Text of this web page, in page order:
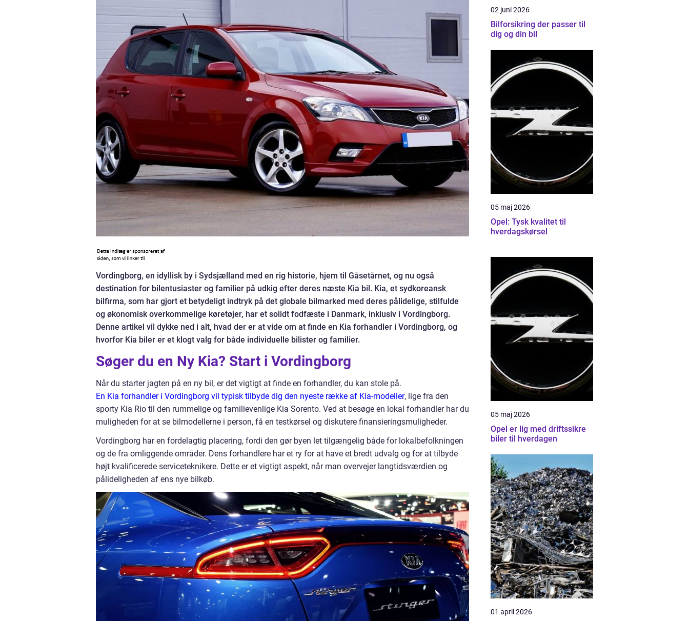
Vordingborg, en idyllisk by i Sydsjælland med en rig historie, hjem til Gåsetårnet, og nu også
destination for bilentusiaster og familier på udkig efter deres næste Kia bil. Kia, et sydkoreansk
bilfirma, som har gjort et betydeligt indtryk på det globale bilmarked med deres pålidelige, stilfulde
og økonomisk overkommelige køretøjer, har et solidt fodfæste i Danmark, inklusiv i Vordingborg.
Denne artikel vil dykke ned i alt, hvad der er at vide om at finde en Kia forhandler i Vordingborg, og
hvorfor Kia biler er et klogt valg for både individuelle bilister og familier.
Søger du en Ny Kia? Start i Vordingborg
Når du starter jagten på en ny bil, er det vigtigt at finde en forhandler, du kan stole på.
En Kia forhandler i Vordingborg vil typisk tilbyde dig den nyeste række af Kia-modeller, lige fra den
sporty Kia Rio til den rummelige og familievenlige Kia Sorento. Ved at besøge en lokal forhandler har du
muligheden for at se bilmodellerne i person, få en testkørsel og diskutere finansieringsmuligheder.
Vordingborg har en fordelagtig placering, fordi den gør byen let tilgængelig både for lokalbefolkningen
og de fra omliggende områder. Dens forhandlere har et ry for at have et bredt udvalg og for at tilbyde
højt kvalificerede serviceteknikere. Dette er et vigtigt aspekt, når man overvejer langtidsværdien og
pålideligheden af ens nye bilkøb.
02 juni 2026
Bilforsikring der passer til
dig og din bil
05 maj 2026
Opel: Tysk kvalitet til
hverdagskørsel
05 maj 2026
Opel er lig med driftssikre
biler til hverdagen
01 april 2026